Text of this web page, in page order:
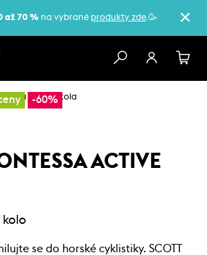
až 70 % na vybrané produkty zde.🥳
-60%
horská kola
ACTIVE
kolo
se do horské cyklistiky. SCOTT